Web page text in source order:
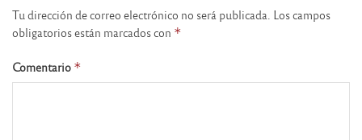
Tu dirección de correo electrónico no será publicada. Los campos
obligatorios están marcados con *
Comentario *